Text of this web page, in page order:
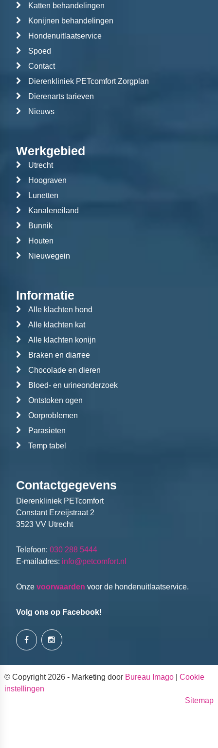
Katten behandelingen
Konijnen behandelingen
Hondenuitlaatservice
Spoed
Contact
Dierenkliniek PETcomfort Zorgplan
Dierenarts tarieven
Nieuws
Werkgebied
Utrecht
Hoograven
Lunetten
Kanaleneiland
Bunnik
Houten
Nieuwegein
Informatie
Alle klachten hond
Alle klachten kat
Alle klachten konijn
Braken en diarree
Chocolade en dieren
Bloed- en urineonderzoek
Ontstoken ogen
Oorproblemen
Parasieten
Temp tabel
Contactgegevens
Dierenkliniek PETcomfort
Constant Erzeijstraat 2
3523 VV Utrecht
Telefoon: 030 288 5444
E-mailadres: info@petcomfort.nl
Onze voorwaarden voor de hondenuitlaatservice.
Volg ons op Facebook!
© Copyright 2026 - Marketing door Bureau Imago| Cookie
instellingen
Sitemap